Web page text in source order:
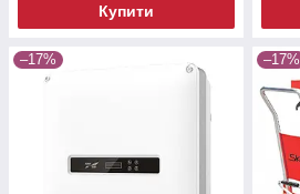
Купити
–17% –17%